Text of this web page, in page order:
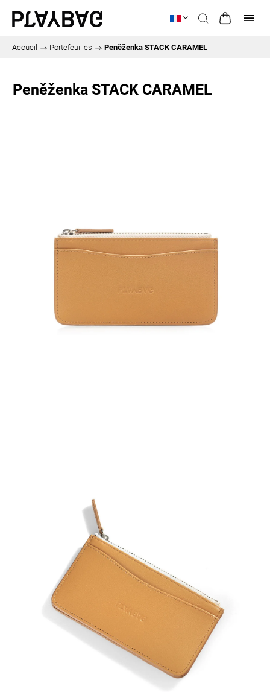
Accueil / Portefeuilles / Peněženka STACK CARAMEL
Peněženka STACK CARAMEL